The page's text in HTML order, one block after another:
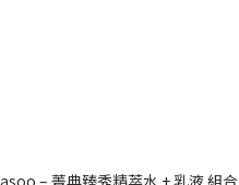
– 菁典臻秀精萃水 + 乳液 組合